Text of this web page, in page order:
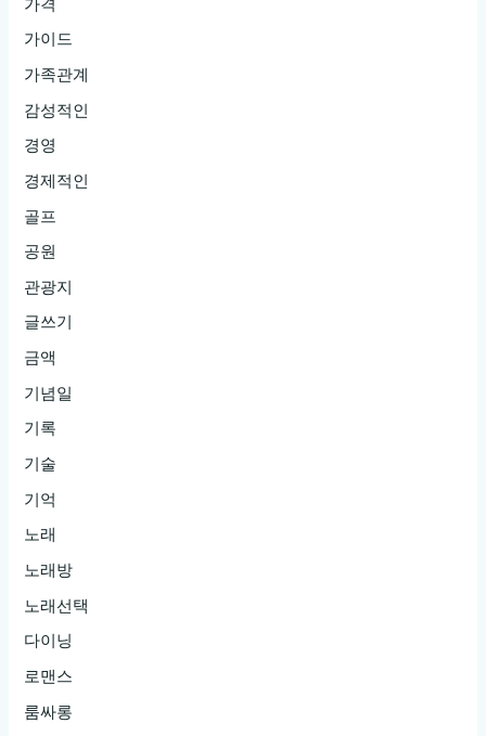
가격
가이드
가족관계
감성적인
경영
경제적인
골프
공원
관광지
글쓰기
금액
기념일
기록
기술
기억
노래
노래방
노래선택
다이닝
로맨스
룸싸롱